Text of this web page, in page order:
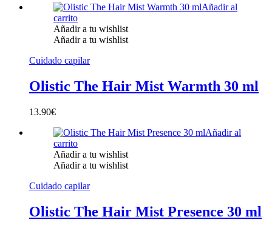
Añadir al
carrito
Añadir a tu wishlist
Añadir a tu wishlist
Cuidado capilar
Olistic The Hair Mist Warmth 30 ml
13.90€
Añadir al
carrito
Añadir a tu wishlist
Añadir a tu wishlist
Cuidado capilar
Olistic The Hair Mist Presence 30 ml